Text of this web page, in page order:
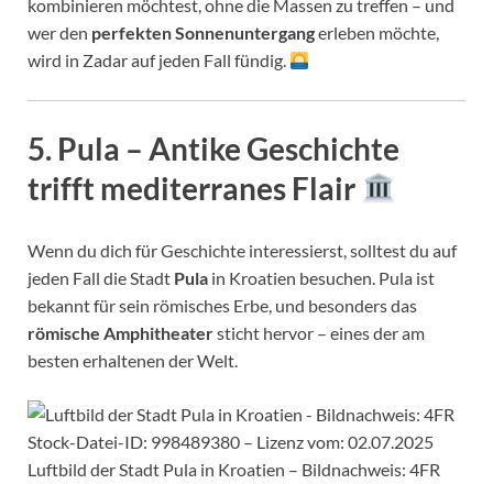
kombinieren möchtest, ohne die Massen zu treffen – und
wer den perfekten Sonnenuntergangerleben möchte,
wird in Zadar auf jeden Fall fündig.
5. Pula – Antike Geschichte
trifft mediterranes Flair
Wenn du dich für Geschichte interessierst, solltest du auf
jeden Fall die Stadt Pula in Kroatien besuchen. Pula ist
bekannt für sein römisches Erbe, und besonders das
römische Amphitheatersticht hervor – eines der am
besten erhaltenen der Welt.
Luftbild der Stadt Pula in Kroatien – Bildnachweis: 4FR